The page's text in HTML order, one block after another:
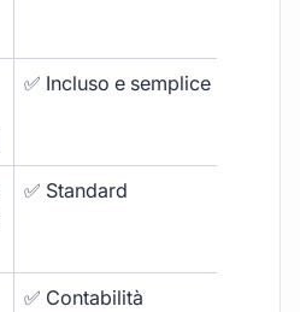
✅ Incluso e semplice
✅ Standard
✅ Contabilità